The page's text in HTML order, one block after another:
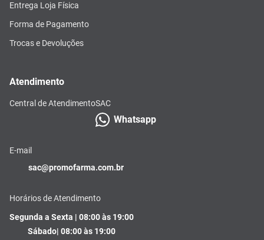
Entrega Loja Física
Forma de Pagamento
Trocas e Devoluções
Atendimento
Central de AtendimentoSAC
Whatsapp
E-mail
sac@promofarma.com.br
Horários de Atendimento
Segunda a Sexta | 08:00 às 19:00
Sábado| 08:00 às 19:00